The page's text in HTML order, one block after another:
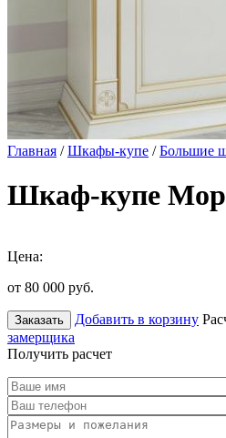
Главная /Шкафы-купе /Большие
Шкаф-купе
Цена:
от 80 000 руб.
Заказать Добавить в корзину
замерщика
Получить расчет